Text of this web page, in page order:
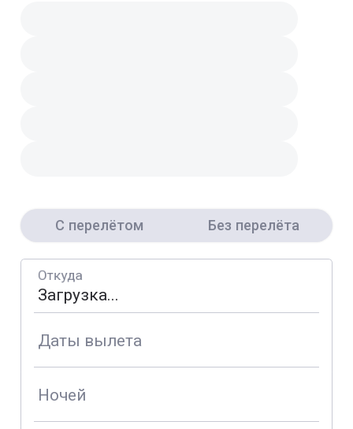
С перелётом Без перелёта
Откуда
Даты вылета
Ночей